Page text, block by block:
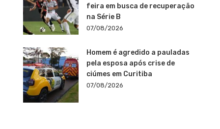
feira em busca de recuperação
na Série B
07/08/2026
Homem é agredido a pauladas
pela esposa após crise de
ciúmes em Curitiba
07/08/2026